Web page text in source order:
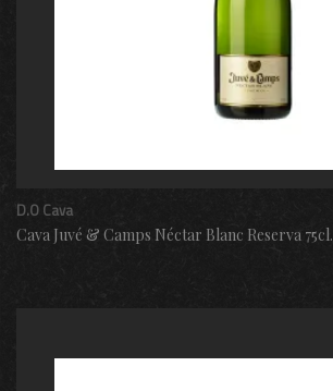
D.O Cava
Cava Juvé & Camps Néctar Blanc Reserva 75cl.